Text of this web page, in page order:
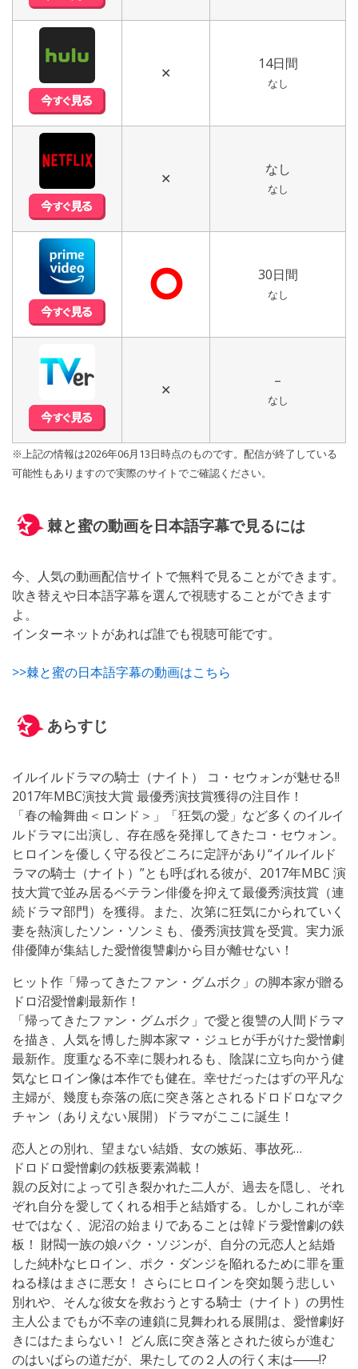
✕
14日間
なし
✕
なし
なし
⭘ 30日間
なし
✕
–
なし
※上記の情報は2026年06月13日時点のものです。配信が終了している
可能性もありますので実際のサイトでご確認ください。
棘と蜜の動画を日本語字幕で見るには
今、人気の動画配信サイトで無料で見ることができます。
吹き替えや日本語字幕を選んで視聴することができます
よ。
インターネットがあれば誰でも視聴可能です。
>>棘と蜜の日本語字幕の動画はこちら
あらすじ
イルイルドラマの騎士（ナイト） コ・セウォンが魅せる!!
2017年MBC演技大賞 最優秀演技賞獲得の注目作！
「春の輪舞曲＜ロンド＞」「狂気の愛」など多くのイルイ
ルドラマに出演し、存在感を発揮してきたコ・セウォン。
ヒロインを優しく守る役どころに定評があり“イルイルド
ラマの騎士（ナイト）”とも呼ばれる彼が、2017年MBC 演
技大賞で並み居るベテラン俳優を抑えて最優秀演技賞（連
続ドラマ部門）を獲得。また、次第に狂気にかられていく
妻を熱演したソン・ソンミも、優秀演技賞を受賞。実力派
俳優陣が集結した愛憎復讐劇から目が離せない！
ヒット作「帰ってきたファン・グムボク」の脚本家が贈る
ドロ沼愛憎劇最新作！
「帰ってきたファン・グムボク」で愛と復讐の人間ドラマ
を描き、人気を博した脚本家マ・ジュヒが手がけた愛憎劇
最新作。度重なる不幸に襲われるも、陰謀に立ち向かう健
気なヒロイン像は本作でも健在。幸せだったはずの平凡な
主婦が、幾度も奈落の底に突き落とされるドロドロなマク
チャン（ありえない展開）ドラマがここに誕生！
恋人との別れ、望まない結婚、女の嫉妬、事故死…
ドロドロ愛憎劇の鉄板要素満載！
親の反対によって引き裂かれた二人が、過去を隠し、それ
ぞれ自分を愛してくれる相手と結婚する。しかしこれが幸
せではなく、泥沼の始まりであることは韓ドラ愛憎劇の鉄
板！ 財閥一族の娘パク・ソジンが、自分の元恋人と結婚
した純朴なヒロイン、ポク・ダンジを陥れるために罪を重
ねる様はまさに悪女！ さらにヒロインを突如襲う悲しい
別れや、そんな彼女を救おうとする騎士（ナイト）の男性
主人公までもが不幸の連鎖に見舞われる展開は、愛憎劇好
きにはたまらない！ どん底に突き落とされた彼らが進む
のはいばらの道だが、果たしての２人の行く末は――!?